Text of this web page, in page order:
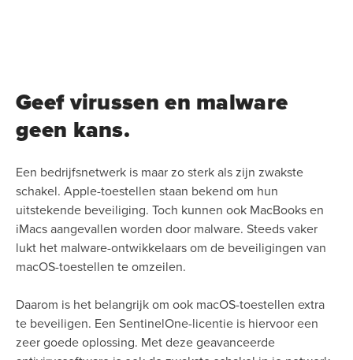
Geef virussen en malware
geen kans.
Een bedrijfsnetwerk is maar zo sterk als zijn zwakste
schakel. Apple-toestellen staan bekend om hun
uitstekende beveiliging. Toch kunnen ook MacBooks en
iMacs aangevallen worden door malware. Steeds vaker
lukt het malware-ontwikkelaars om de beveiligingen van
macOS-toestellen te omzeilen.
Daarom is het belangrijk om ook macOS-toestellen extra
te beveiligen. Een SentinelOne-licentie is hiervoor een
zeer goede oplossing. Met deze geavanceerde